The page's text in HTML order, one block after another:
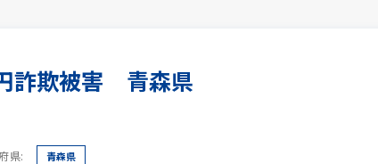
詐欺被害 青森県
県: 青森県